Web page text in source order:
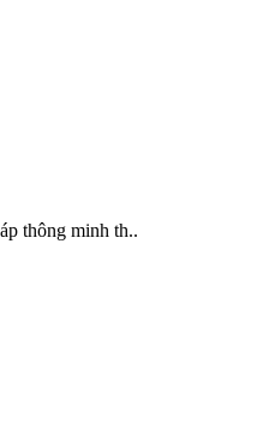
thông minh th..